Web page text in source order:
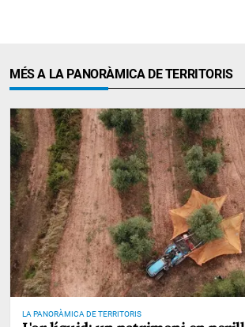
MÉS A LA PANORÀMICA DE TERRITORIS
LA PANORÀMICA DE TERRITORIS